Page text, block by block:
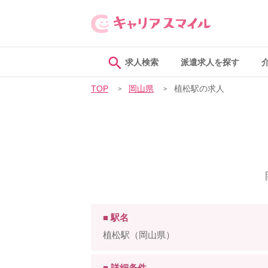
求人検索 派遣求人を探す
TOP 岡山県 植松駅の求人
■ 駅名
植松駅（岡山県）